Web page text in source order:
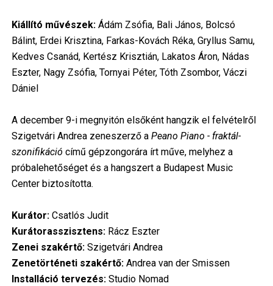
Kiállító művészek:Ádám Zsófia, Bali János, Bolcsó
Bálint, Erdei Krisztina, Farkas-Kovách Réka, Gryllus Samu,
Kedves Csanád, Kertész Krisztián, Lakatos Áron, Nádas
Eszter, Nagy Zsófia, Tornyai Péter, Tóth Zsombor, Váczi
Dániel
A december 9-i megnyitón elsőként hangzik el felvételről
Szigetvári Andrea zeneszerző a Peano Piano - fraktál-
szonifikáció című gépzongorára írt műve, melyhez a
próbalehetőséget és a hangszert a Budapest Music
Center biztosította.
Kurátor:Csatlós Judit
Kurátorasszisztens:Rácz Eszter
Zenei szakértő:Szigetvári Andrea
Zenetörténeti szakértő:Andrea van der Smissen
Installáció tervezés: Studio Nomad